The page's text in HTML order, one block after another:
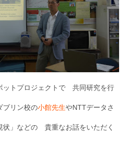
ットプロジェクトで 共同研究を行
ブリン校の小館先生やNTTデータさ
状」などの 貴重なお話をいただく